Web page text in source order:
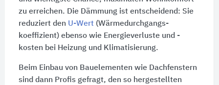
zu erreichen. Die Dämmung ist entscheidend: Sie
reduziert den U-Wert(Wärme­durch­gangs­
koeffizient) ebenso wie Energie­verluste und -
kosten bei Heizung und Klimatisierung.
Beim Einbau von Bau­elementen wie Dach­fenstern
sind dann Profis gefragt, den so hergestellten